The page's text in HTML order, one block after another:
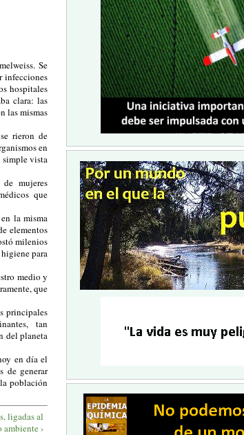
Se
infecciones
hospitales
clara: las
las mismas
rieron de
en
simple vista
mujeres
que
la misma
elementos
milenios
para
medio y
que
principales
tan
del planeta
en día el
de generar
población
ligadas al
ambiente ›